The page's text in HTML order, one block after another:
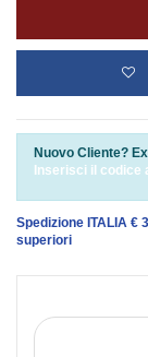
Nuovo Cliente?
Inserisci il codice
Spedizione ITALIA €
superiori